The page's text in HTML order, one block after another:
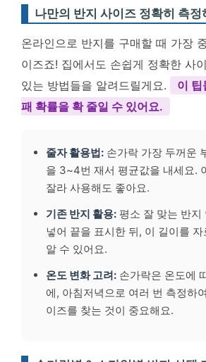
나만의 반지 사이즈 정확히 측정
온라인으로 반지를 구매할 때 가장
이즈죠! 집에서도 손쉽게 정확한 사
있는 방법들을 알려드릴게요.
이 팁
패 확률을 확 줄일 수 있어요.
줄자 활용법: 손가락 가장 두꺼운
을 3~4번 재서 평균값을 내세요.
잘라 사용해도 좋아요.
기존 반지 활용: 평소 잘 맞는 반지
넣어 끝을 표시한 뒤, 이 길이를
알 수 있어요.
온도 변화 고려: 손가락은 온도에
에, 아침저녁으로 여러 번 측정하
이즈를 찾는 것이 중요해요.